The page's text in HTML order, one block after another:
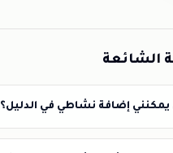
الشائعة
إضافة نشاطي في الدليل؟